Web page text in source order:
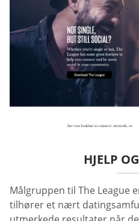
HJELP
Målgruppen til The League
tilhører et nært